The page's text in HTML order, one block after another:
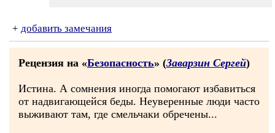
+ добавить замечания
Рецензия на «Безопасность» (Заварзин Сергей)
Истина. А сомнения иногда помогают избавиться
от надвигающейся беды. Неуверенные люди часто
выживают там, где смельчаки обречены...